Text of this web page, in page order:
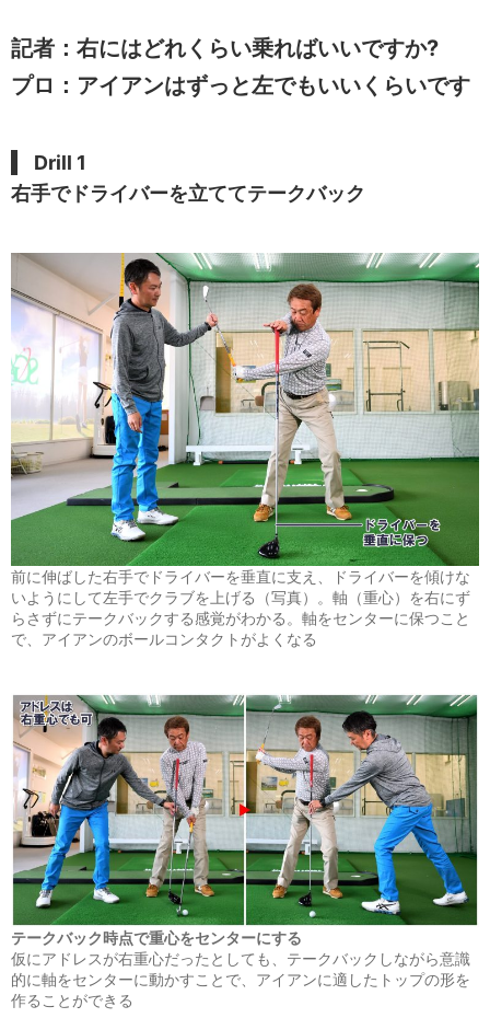
記者：右にはどれくらい乗ればいいですか?
プロ：アイアンはずっと左でもいいくらいです
Drill 1
右手でドライバーを立ててテークバック
前に伸ばした右手でドライバーを垂直に支え、ドライバーを傾けな
いようにして左手でクラブを上げる（写真）。軸（重心）を右にず
らさずにテークバックする感覚がわかる。軸をセンターに保つこと
で、アイアンのボールコンタクトがよくなる
テークバック時点で重心をセンターにする
仮にアドレスが右重心だったとしても、テークバックしながら意識
的に軸をセンターに動かすことで、アイアンに適したトップの形を
作ることができる